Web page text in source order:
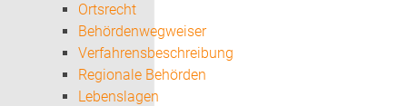
Ortsrecht
Behördenwegweiser
Verfahrensbeschreibung
Regionale Behörden
Lebenslagen